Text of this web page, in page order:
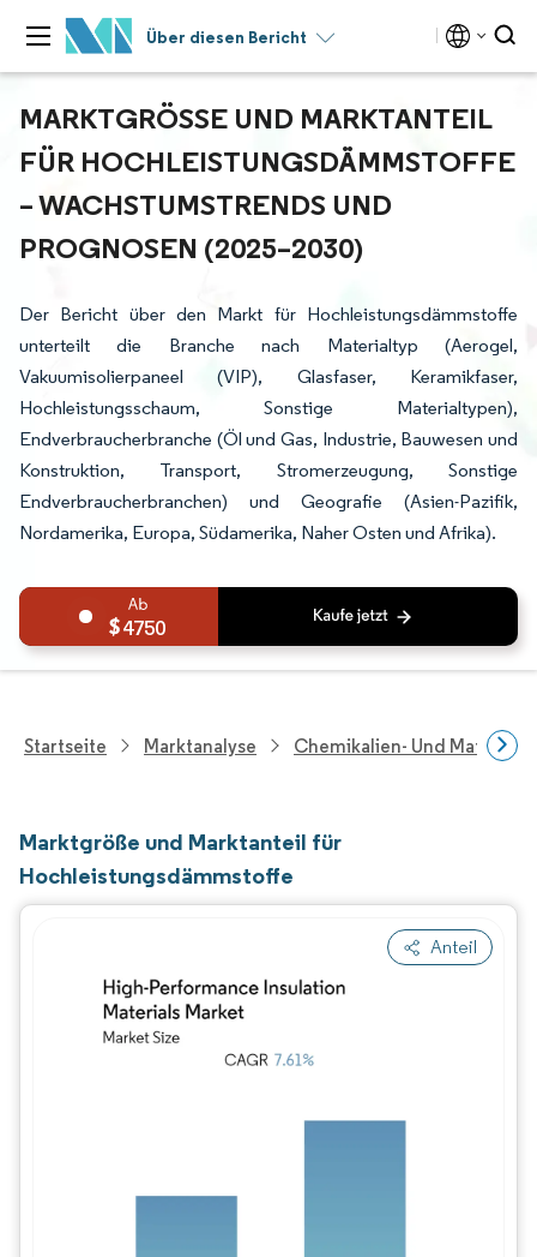
Über diesen Bericht
MARKTGRÖSSE UND MARKTANTEIL F
ÜR HOCHLEISTUNGSDÄMMSTOFFE –
WACHSTUMSTRENDS UND P
ROGNOSEN (2025–2030)
Der Bericht über den Markt für Hochleistungsdämmstoffe
unterteilt die Branche nach Materialtyp (Aerogel,
Vakuumisolierpaneel (VIP), Glasfaser, Keramikfaser,
Hochleistungsschaum, Sonstige Materialtypen),
Endverbraucherbranche (Öl und Gas, Industrie, Bauwesen und
Konstruktion, Transport, Stromerzeugung, Sonstige
Endverbraucherbranchen) und Geografie (Asien-Pazifik,
Nordamerika, Europa, Südamerika, Naher Osten und Afrika).
4750
Startseite Marktanalyse Chemikalien- Und
Marktgröße und Marktanteil für
Hochleistungsdämmstoffe
Anteil